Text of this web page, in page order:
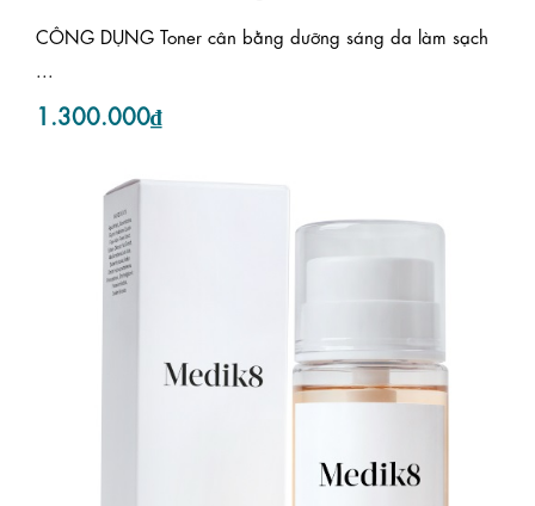
CÔNG DỤNG Toner cân bằng dưỡng sáng da làm sạch
...
1.300.000₫